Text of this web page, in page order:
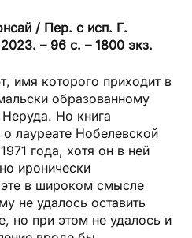
/ Пер. с исп. Г.
– 96 с. – 1800 экз.
имя которого приходит в
образованному
Но книга
лауреате Нобелевской
года, хотя он в ней
иронически
в широком смысле
не удалось оставить
но при этом не удалось и